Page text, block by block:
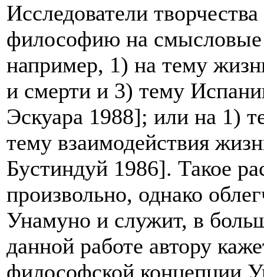
Исследователи
философию на смысловые
например, 1) на тему
и смерти и 3) тему
Эскуара 1988]; или на 1)
тему взаимодействия
Бустиндуй 1986]. Такое
произвольно, однако
Унамуно и служит, в
данной работе автору
философской концепции